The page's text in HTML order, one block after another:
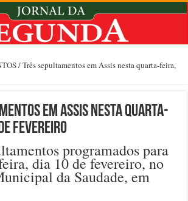
/Três sepultamentos em Assis nesta quarta-feira,
em Assis nesta quarta-
fevereiro
programados para
dia 10 de fevereiro, no
da Saudade, em